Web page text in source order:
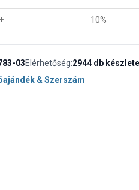
10%
03Elérhetőség:2944 db
& Szerszám